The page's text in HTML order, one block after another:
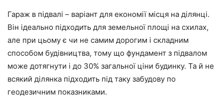
Гараж в підвалі – варіант для економії місця на ділянці.
Він ідеально підходить для земельної площі на схилах,
але при цьому є чи не самим дорогим і складним
способом будівництва, тому що фундамент з підвалом
може дотягнути і до 30% загальної ціни будинку. Та й не
всякий ділянка підходить під таку забудову по
геодезичним показниками.